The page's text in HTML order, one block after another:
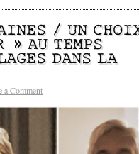
/ UN
AU TEMPS
DANS LA
a Comment